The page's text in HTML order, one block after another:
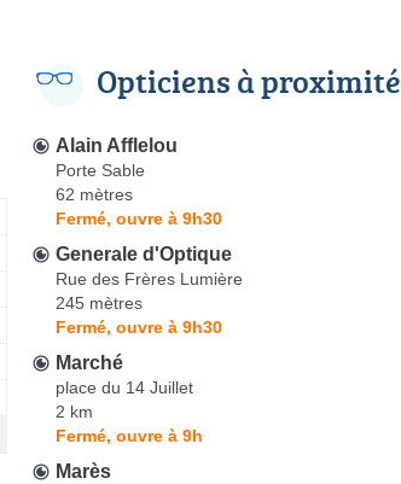
Opticiens à proximité
Alain Afflelou
Porte Sable
62 mètres
Fermé, ouvre à 9h30
Generale d'Optique
Rue des Frères Lumière
245 mètres
Fermé, ouvre à 9h30
Marché
place du 14 Juillet
2 km
Fermé, ouvre à 9h
Marès